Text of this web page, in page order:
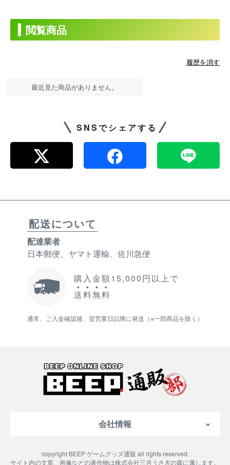
閲覧商品
履歴を消す
最近見た商品がありません。
SNSでシェアする
配送について
配達業者
日本郵便、ヤマト運輸、佐川急便
購入金額15,000円以上で
送料無料
通常、ご入金確認後、翌営業日以降に発送（※一部商品を除く）
会社情報
特定商取引法に基づく表記
copyright BEEP ゲームグッズ通販 all rights reserved.
サイト内の文章、画像などの著作物は株式会社三月うさぎの森に属します。